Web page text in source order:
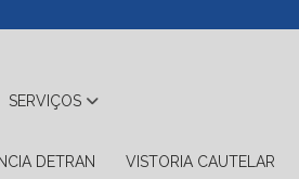
SERVIÇOS
DETRAN VISTORIA CAUTELAR